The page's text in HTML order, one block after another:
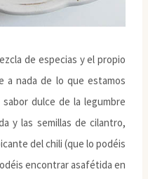
de especias y el propio
a nada de lo que estamos
dulce de la legumbre
y las semillas de cilantro,
del chili (que lo podéis
encontrar asafétida en